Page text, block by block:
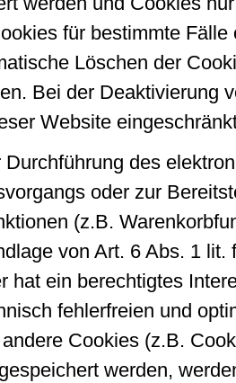
für bestimmte
Löschen der
Bei der Deaktivierung
Website
des
oder zur
(z.B.
von Art. 6 Abs. 1
hat ein berechtigtes
fehlerfreien und
Cookies (z.B.
werden,